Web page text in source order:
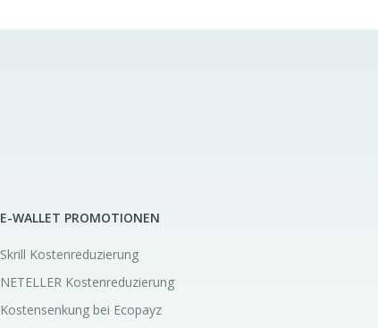
E-WALLET PROMOTIONEN
Skrill Kostenreduzierung
NETELLER Kostenreduzierung
Kostensenkung bei Ecopayz